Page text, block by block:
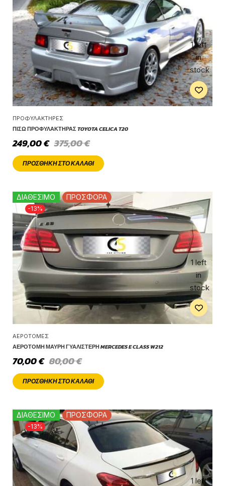
1 left
in
stock
ΠΡΟΦΥΛΑΚΤΉΡΕΣ
ΠΊΣΩ ΠΡΟΦΥΛΑΚΤΉΡΑΣ TOYOTA CELICA T20
375,00€
249,00€
ΠΡΟΣΘΉΚΗ ΣΤΟ ΚΑΛΆΘΙ
-13%
ΔΙΑΘΕΣΙΜΟ ΠΡΟΣΦΟΡΑ
1 left
in
stock
ΑΕΡΟΤΟΜΈΣ
ΑΕΡΟΤΟΜΉ ΜΑΎΡΗ ΓΥΑΛΙΣΤΕΡΉ MERCEDES E CLASS W212
80,00€
70,00€
ΠΡΟΣΘΉΚΗ ΣΤΟ ΚΑΛΆΘΙ
-13%
ΔΙΑΘΕΣΙΜΟ ΠΡΟΣΦΟΡΑ
1 left